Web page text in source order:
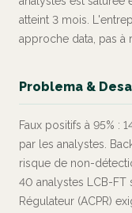
atteint 3 mois.
approche data, pas à
Problema &
Faux positifs à 95% :
par les analystes.
risque de non-
40 analystes LCB-FT
Régulateur (ACPR)